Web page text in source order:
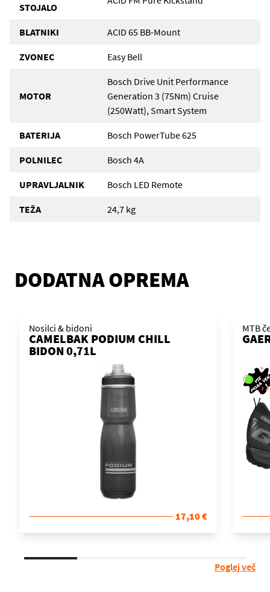
STOJALO
BLATNIKI ACID 65 BB-Mount
ZVONEC Easy Bell
MOTOR
Bosch Drive Unit Performance
Generation 3 (75Nm) Cruise
(250Watt), Smart System
BATERIJA Bosch PowerTube 625
POLNILEC Bosch 4A
UPRAVLJALNIK Bosch LED Remote
TEŽA 24,7 kg
DODATNA OPREMA
Nosilci & bidoni
CAMELBAK PODIUM CHILL
BIDON 0,71L
17,10 €
MTB
Poglej več